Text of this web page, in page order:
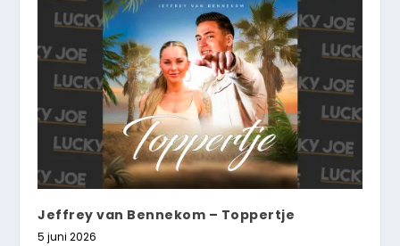
Jeffrey van Bennekom – Toppertje
5 juni 2026